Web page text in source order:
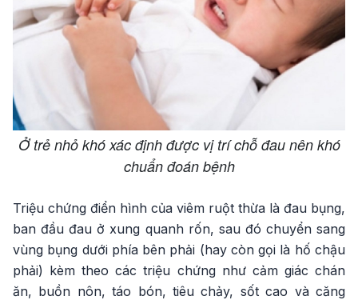
Ở trẻ nhỏ khó xác định được vị trí chỗ đau nên khó
chuẩn đoán bệnh
Triệu chứng điển hình của viêm ruột thừa là đau bụng,
ban đầu đau ở xung quanh rốn, sau đó chuyển sang
vùng bụng dưới phía bên phải (hay còn gọi là hố chậu
phải) kèm theo các triệu chứng như cảm giác chán
ăn, buồn nôn, táo bón, tiêu chảy, sốt cao và căng